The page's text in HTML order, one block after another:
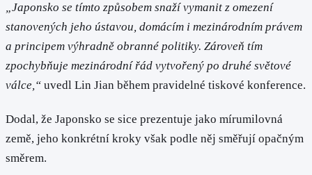
„Japonsko se tímto způsobem snaží vymanit z omezení
stanovených jeho ústavou, domácím i mezinárodním právem
a principem výhradně obranné politiky. Zároveň tím
zpochybňuje mezinárodní řád vytvořený po druhé světové
válce,“ uvedl Lin Jian během pravidelné tiskové konference.
Dodal, že Japonsko se sice prezentuje jako mírumilovná
země, jeho konkrétní kroky však podle něj směřují opačným
směrem.